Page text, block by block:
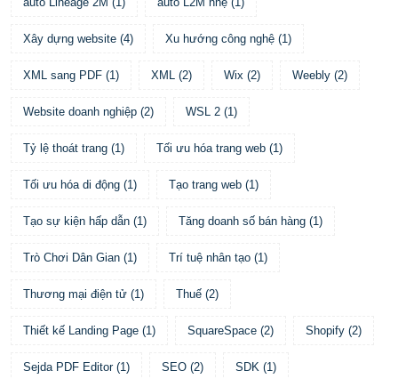
Xây dựng website (4) Xu hướng công nghệ (1)
XML sang PDF (1) XML (2) Wix (2) Weebly (2)
Website doanh nghiệp (2) WSL 2 (1)
Tỷ lệ thoát trang (1) Tối ưu hóa trang web (1)
Tối ưu hóa di động (1) Tạo trang web (1)
Tạo sự kiện hấp dẫn (1) Tăng doanh số bán hàng (1)
Trò Chơi Dân Gian (1) Trí tuệ nhân tạo (1)
Thương mại điện tử (1) Thuế (2)
Thiết kế Landing Page (1) SquareSpace (2) Shopify (2)
Sejda PDF Editor (1) SEO (2) SDK (1)